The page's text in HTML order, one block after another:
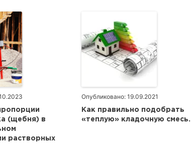
(щебня) в
растворных
Опубликовано: 19.09.2021
Как правильно подобрать
«теплую» кладочную смесь.